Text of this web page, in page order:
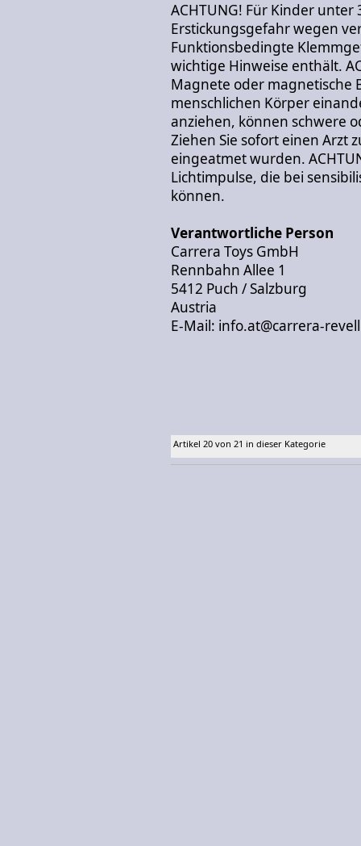
ACHTUNG! Für Kinder
Erstickungsgefahr wegen
Funktionsbedingte
wichtige Hinweise enthält.
Magnete oder magnetische
menschlichen Körper
anziehen, können schwere
Ziehen Sie sofort einen Arzt
eingeatmet wurden.
Lichtimpulse, die bei
können.
Verantwortliche Person
Carrera Toys GmbH
Rennbahn Allee 1
5412 Puch / Salzburg
Austria
E-Mail: info.at@carrera-
Artikel 20 von 21 in dieser Kategorie